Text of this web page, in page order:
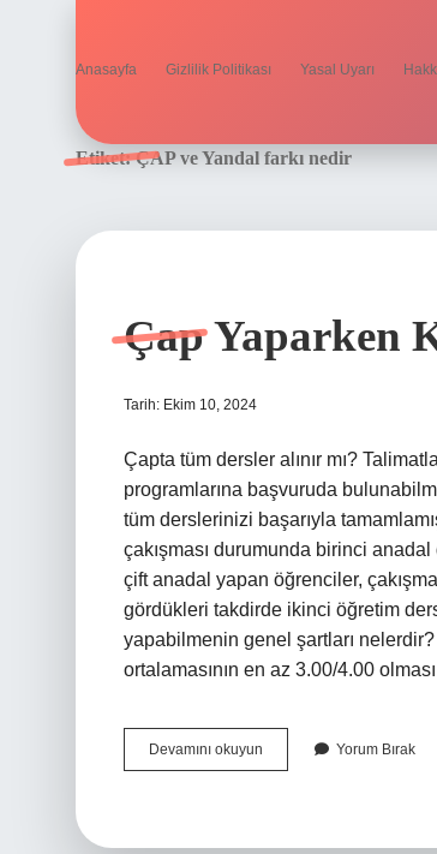
Anasayfa Gizlilik Politikası Yasal Uyarı
Etiket:ÇAP ve Yandal farkı nedir
Çap Yaparken
Tarih: Ekim 10, 2024
Çapta tüm dersler alınır mı?
programlarına başvuruda
tüm derslerinizi başarıyla
çakışması durumunda birinci
çift anadal yapan öğrenciler,
gördükleri takdirde ikinci öğretim
yapabilmenin genel şartları
ortalamasının en az 3.00/4.00
Devamını okuyun
Yaparken
Yorum Bırak